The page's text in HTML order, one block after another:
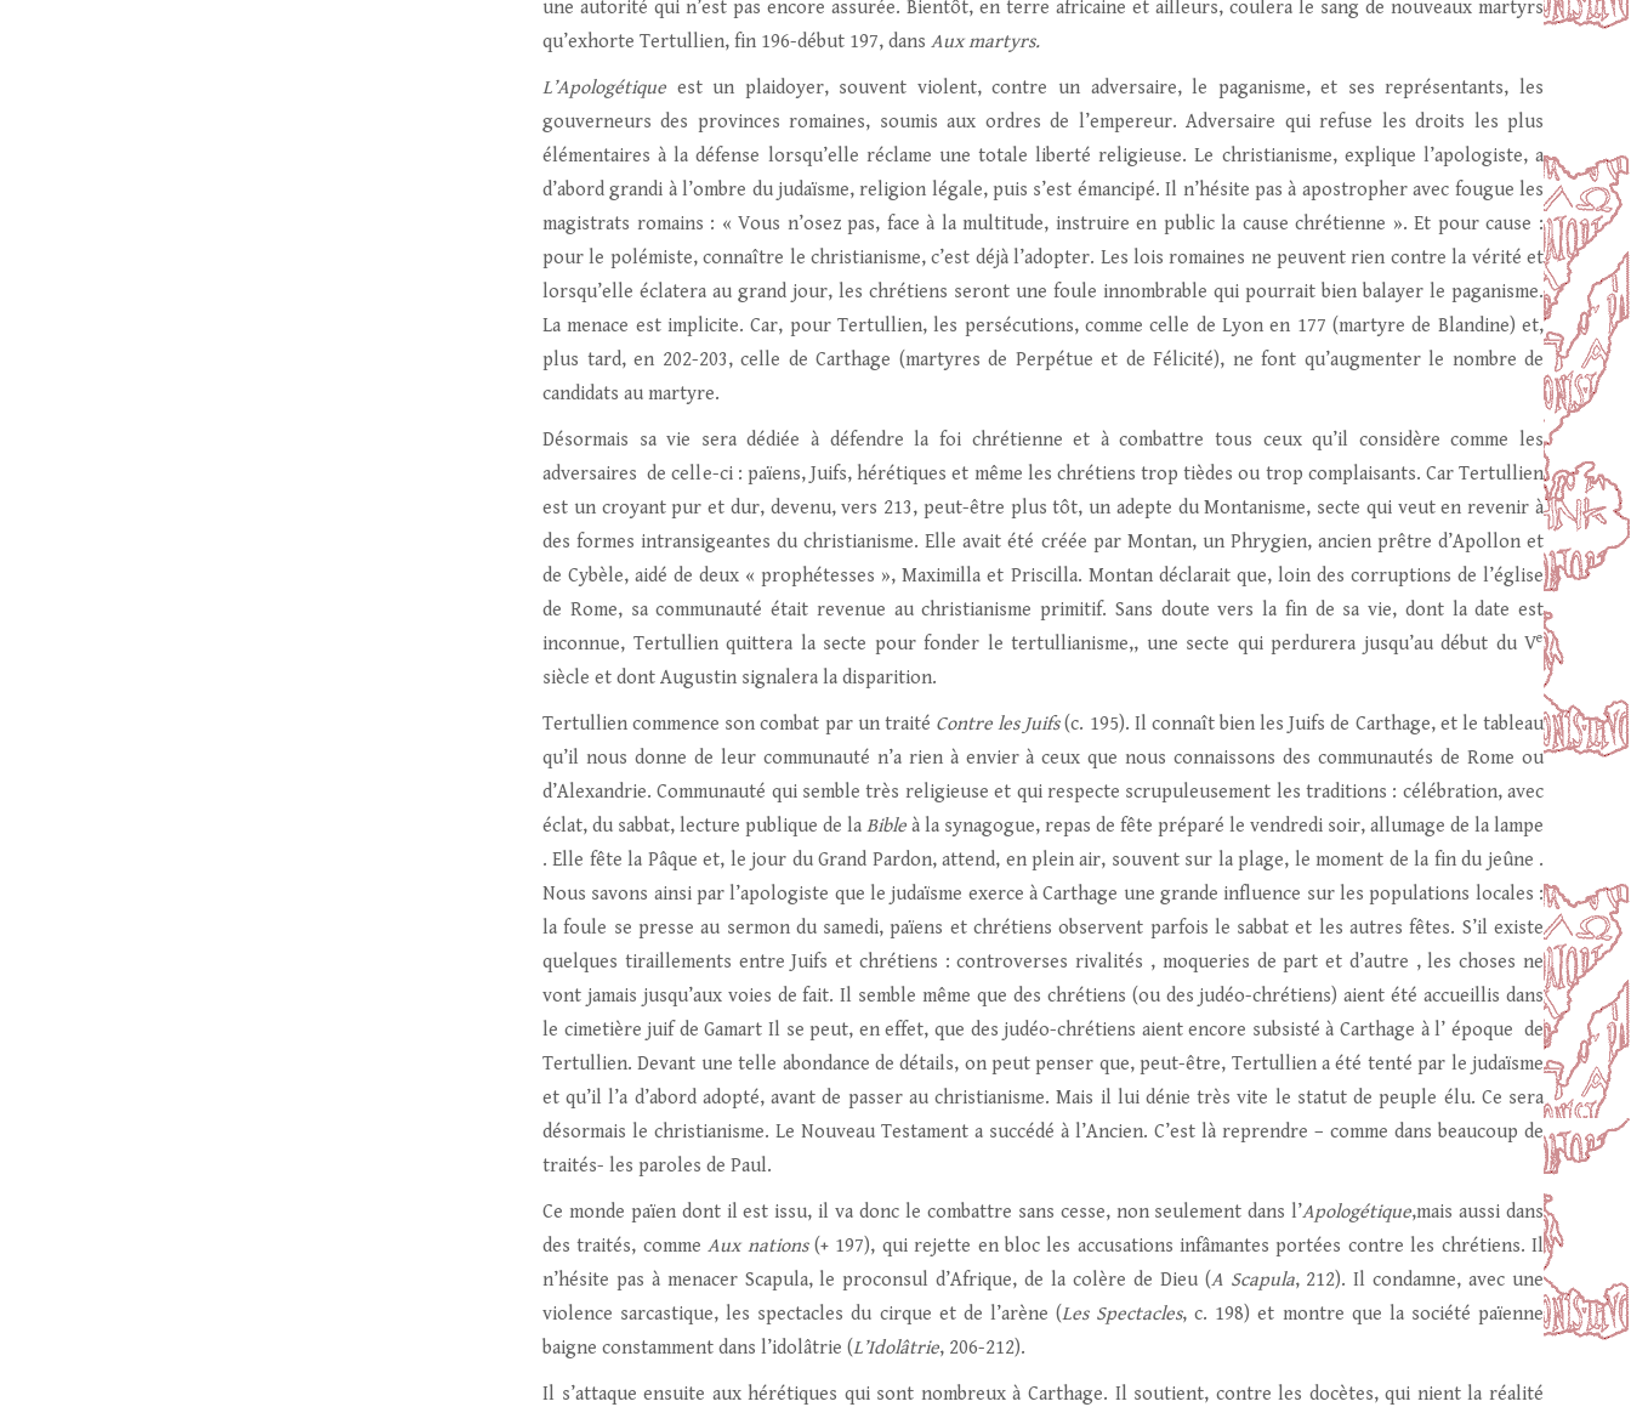
une autorité qui n’est pas encore assurée. Bientôt, en terre africaine et ailleurs, coulera le sang de nouveaux martyrs
qu’exhorte Tertullien, fin 196-début 197, dans Auxmartyrs.
L’Apologétique est un plaidoyer, souvent violent, contre un adversaire, le paganisme, et ses représentants, les
gouverneurs des provinces romaines, soumis aux ordres de l’empereur. Adversaire qui refuse les droits les plus
élémentaires à la défense lorsqu’elle réclame une totale liberté religieuse. Le christianisme, explique l’apologiste, a
d’abord grandi à l’ombre du judaïsme, religion légale, puis s’est émancipé. Il n’hésite pas à apostropher avec fougue les
magistrats romains : « Vous n’osez pas, face à la multitude, instruire en public la cause chrétienne ». Et pour cause :
pour le polémiste, connaître le christianisme, c’est déjà l’adopter. Les lois romaines ne peuvent rien contre la vérité et
lorsqu’elle éclatera au grand jour, les chrétiens seront une foule innombrable qui pourrait bien balayer le paganisme.
La menace est implicite. Car, pour Tertullien, les persécutions, comme celle de Lyon en 177 (martyre de Blandine) et,
plus tard, en 202-203, celle de Carthage (martyres de Perpétue et de Félicité), ne font qu’augmenter le nombre de
candidats au martyre.
Désormais sa vie sera dédiée à défendre la foi chrétienne et à combattre tous ceux qu’il considère comme les
adversaires de celle-ci : païens, Juifs, hérétiques et même les chrétiens trop tièdes ou trop complaisants. Car Tertullien
est un croyant pur et dur, devenu, vers 213, peut-être plus tôt, un adepte du Montanisme, secte qui veut en revenir à
des formes intransigeantes du christianisme. Elle avait été créée par Montan, un Phrygien, ancien prêtre d’Apollon et
de Cybèle, aidé de deux « prophétesses », Maximilla et Priscilla. Montan déclarait que, loin des corruptions de l’église
de Rome, sa communauté était revenue au christianisme primitif. Sans doute vers la fin de sa vie, dont la date est
inconnue, Tertullien quittera la secte pour fonder le tertullianisme,, une secte qui perdurera jusqu’au début du Ve
siècle et dont Augustin signalera la disparition.
Tertullien commence son combat par un traité Contre les Juifs(c. 195). Il connaît bien les Juifs de Carthage, et le tableau
qu’il nous donne de leur communauté n’a rien à envier à ceux que nous connaissons des communautés de Rome ou
d’Alexandrie. Communauté qui semble très religieuse et qui respecte scrupuleusement les traditions : célébration, avec
éclat, du sabbat, lecture publique de la Bible à la synagogue, repas de fête préparé le vendredi soir, allumage de la lampe
. Elle fête la Pâque et, le jour du Grand Pardon, attend, en plein air, souvent sur la plage, le moment de la fin du jeûne .
Nous savons ainsi par l’apologiste que le judaïsme exerce à Carthage une grande influence sur les populations locales :
la foule se presse au sermon du samedi, païens et chrétiens observent parfois le sabbat et les autres fêtes. S’il existe
quelques tiraillements entre Juifs et chrétiens : controverses rivalités , moqueries de part et d’autre , les choses ne
vont jamais jusqu’aux voies de fait. Il semble même que des chrétiens (ou des judéo-chrétiens) aient été accueillis dans
le cimetière juif de Gamart Il se peut, en effet, que des judéo-chrétiens aient encore subsisté à Carthage à l’ époque de
Tertullien. Devant une telle abondance de détails, on peut penser que, peut-être, Tertullien a été tenté par le judaïsme
et qu’il l’a d’abord adopté, avant de passer au christianisme. Mais il lui dénie très vite le statut de peuple élu. Ce sera
désormais le christianisme. Le Nouveau Testament a succédé à l’Ancien. C’est là reprendre – comme dans beaucoup de
traités- les paroles de Paul.
Ce monde païen dont il est issu, il va donc le combattre sans cesse, non seulement dans l’Apologétique,mais aussi dans
des traités, commeAux nations(+ 197), qui rejette en bloc les accusations infâmantes portées contre les chrétiens. Il
n’hésite pas à menacer Scapula, le proconsul d’Afrique, de la colère de Dieu (A Scapula, 212). Il condamne, avec une
violence sarcastique, les spectacles du cirque et de l’arène (Les Spectacles, c. 198) et montre que la société païenne
baigne constamment dans l’idolâtrie (L’Idolâtrie, 206-212).
Il s’attaque ensuite aux hérétiques qui sont nombreux à Carthage. Il soutient, contre les docètes, qui nient la réalité